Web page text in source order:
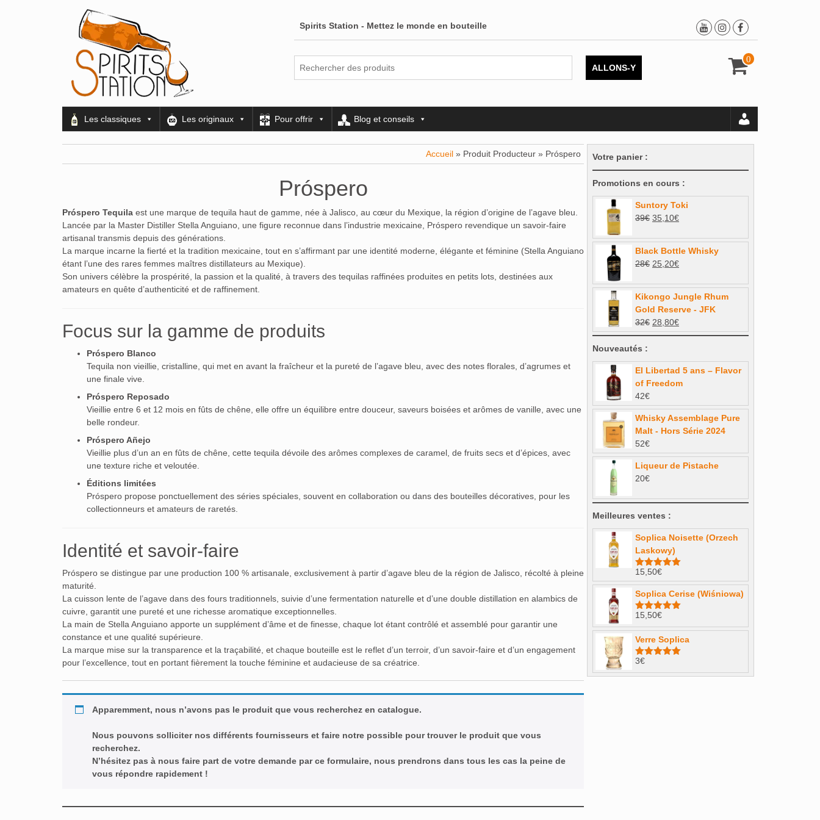
Spirits Station - Mettez le monde en bouteille
0
ALLONS-Y
Les classiques Les originaux Pour offrir Blog et conseils
Accueil » Produit Producteur » Próspero
Próspero
Próspero Tequila est une marque de tequila haut de gamme, née à Jalisco, au cœur du Mexique, la région d’origine de l’agave bleu.
Lancée par la Master Distiller Stella Anguiano, une figure reconnue dans l’industrie mexicaine, Próspero revendique un savoir-faire
artisanal transmis depuis des générations.
La marque incarne la fierté et la tradition mexicaine, tout en s’affirmant par une identité moderne, élégante et féminine (Stella Anguiano
étant l’une des rares femmes maîtres distillateurs au Mexique).
Son univers célèbre la prospérité, la passion et la qualité, à travers des tequilas raffinées produites en petits lots, destinées aux
amateurs en quête d’authenticité et de raffinement.
Focus sur la gamme de produits
Próspero Blanco
Tequila non vieillie, cristalline, qui met en avant la fraîcheur et la pureté de l’agave bleu, avec des notes florales, d’agrumes et
une finale vive.
Próspero Reposado
Vieillie entre 6 et 12 mois en fûts de chêne, elle offre un équilibre entre douceur, saveurs boisées et arômes de vanille, avec une
belle rondeur.
Próspero Añejo
Vieillie plus d’un an en fûts de chêne, cette tequila dévoile des arômes complexes de caramel, de fruits secs et d’épices, avec
une texture riche et veloutée.
Éditions limitées
Próspero propose ponctuellement des séries spéciales, souvent en collaboration ou dans des bouteilles décoratives, pour les
collectionneurs et amateurs de raretés.
Identité et savoir-faire
Próspero se distingue par une production 100 % artisanale, exclusivement à partir d’agave bleu de la région de Jalisco, récolté à pleine
maturité.
La cuisson lente de l’agave dans des fours traditionnels, suivie d’une fermentation naturelle et d’une double distillation en alambics de
cuivre, garantit une pureté et une richesse aromatique exceptionnelles.
La main de Stella Anguiano apporte un supplément d’âme et de finesse, chaque lot étant contrôlé et assemblé pour garantir une
constance et une qualité supérieure.
La marque mise sur la transparence et la traçabilité, et chaque bouteille est le reflet d’un terroir, d’un savoir-faire et d’un engagement
pour l’excellence, tout en portant fièrement la touche féminine et audacieuse de sa créatrice.
Apparemment, nous n’avons pas le produit que vous recherchez en catalogue.
Nous pouvons solliciter nos différents fournisseurs et faire notre possible pour trouver le produit que vous
recherchez.
N’hésitez pas à nous faire part de votre demande par ce formulaire, nous prendrons dans tous les cas la peine de
vous répondre rapidement !
Votre panier :
Promotions en cours :
Suntory Toki
39€ Le
initial
était :
39€.
35,10€Le
actuel
est :
35,10€.
Black Bottle Whisky
28€ Le
initial
était :
28€.
25,20€Le
actuel
est :
25,20€.
Kikongo Jungle Rhum
Gold Reserve - JFK
32€ Le
prix
était :
32€.
28,80€Le
prix
est :
28,80€.
Nouveautés :
El Libertad 5 ans – Flavor
of Freedom
42€
Whisky Assemblage Pure
Malt - Hors Série 2024
52€
Liqueur de Pistache
20€
Meilleures ventes :
Soplica Noisette (Orzech
Laskowy)
Note4.98
sur 5
15,50€
Soplica Cerise (Wiśniowa)
Note5.00
sur 5
15,50€
Verre Soplica
Note
sur 5
3€